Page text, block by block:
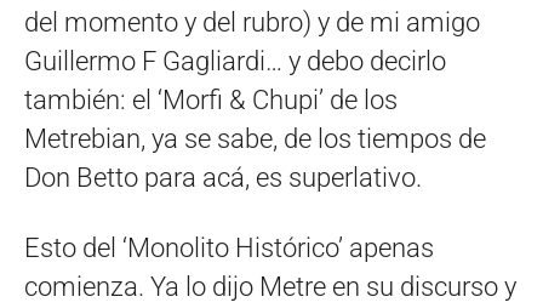
del momento y del rubro) y de mi amigo
Guillermo F Gagliardi… y debo decirlo
también: el ‘Morfi & Chupi’ de los
Metrebian, ya se sabe, de los tiempos de
Don Betto para acá, es superlativo.
Esto del ‘Monolito Histórico’ apenas
comienza. Ya lo dijo Metre en su discurso y